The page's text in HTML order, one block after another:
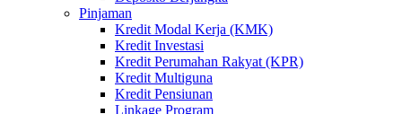
Pinjaman
Kredit Modal Kerja (KMK)
Kredit Investasi
Kredit Perumahan Rakyat (KPR)
Kredit Multiguna
Kredit Pensiunan
Linkage Program